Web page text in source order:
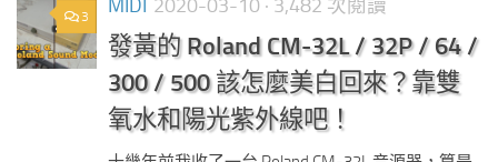
3 MIDI 2020-03-10 · 3,482 次閱讀
發黃的 Roland CM-32L / 32P / 64 /
300 / 500 該怎麼美白回來？靠雙
氧水和陽光紫外線吧！